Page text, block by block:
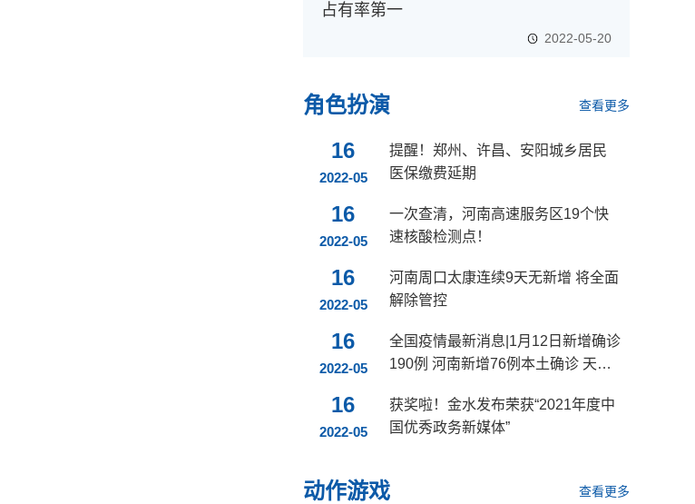
占有率第一
2022-05-20
角色扮演 查看更多
16
2022-05
提醒！郑州、许昌、安阳城乡居民
医保缴费延期
16
2022-05
一次查清，河南高速服务区19个快
速核酸检测点！
16
2022-05
河南周口太康连续9天无新增 将全面
解除管控
16
2022-05
全国疫情最新消息|1月12日新增确诊
190例 河南新增76例本土确诊 天津
16
2022-05
获奖啦！金水发布荣获“2021年度中
国优秀政务新媒体”
动作游戏 查看更多